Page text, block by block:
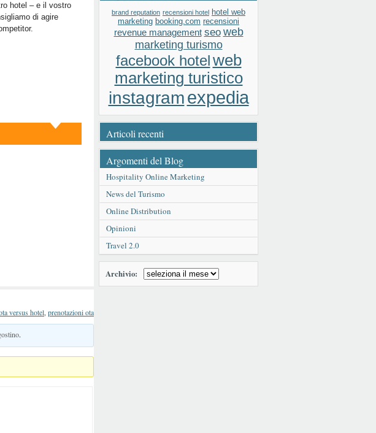
hotel – e il vostro
di agire
versus hotel, prenotazioni ota
.
brand reputation recensioni hotel hotel web
marketing booking.com recensioni
revenue management seo web
marketing turismo
facebook hotelweb
marketing turistico
instagramexpedia
Articoli recenti
Argomenti del Blog
Hospitality Online Marketing
News del Turismo
Online Distribution
Opinioni
Travel 2.0
Archivio: